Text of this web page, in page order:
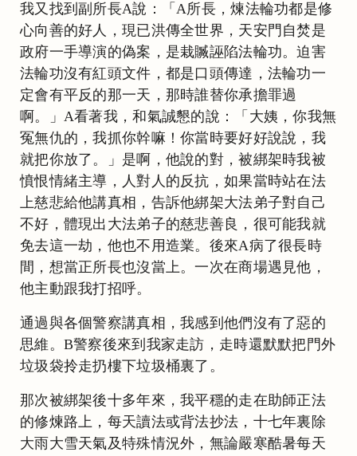
我又找到副所長A說：「A所長，煉法輪功都是修
心向善的好人，現已洪傳全世界，天安門自焚是
政府一手導演的偽案，是栽贓誣陷法輪功。迫害
法輪功沒有紅頭文件，都是口頭傳達，法輪功一
定會有平反的那一天，那時誰替你承擔罪過
啊。」A看著我，和氣誠懇的說：「大姨，你我無
冤無仇的，我抓你幹嘛！你當時要好好說說，我
就把你放了。」是啊，他說的對，被綁架時我被
憤恨情緒主導，人對人的反抗，如果當時站在法
上慈悲給他講真相，告訴他綁架大法弟子對自己
不好，體現出大法弟子的慈悲善良，很可能我就
免去這一劫，他也不用造業。後來A病了很長時
間，想當正所長也沒當上。一次在商場遇見他，
他主動跟我打招呼。
通過與各個警察講真相，我感到他們沒有了惡的
思維。B警察後來到我家走訪，走時還默默把門外
垃圾袋拎走扔樓下垃圾桶裏了。
那次被綁架後十多年來，我平穩的走在助師正法
的修煉路上，每天讀法或背法抄法，十七年裏除
大雨大雪天氣及特殊情況外，無論嚴寒酷暑每天